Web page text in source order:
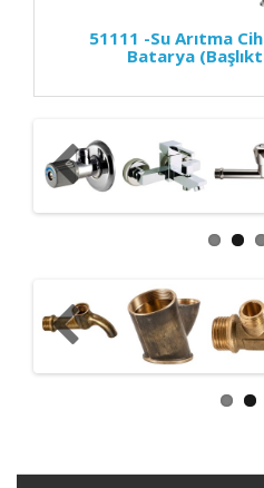
51111 -Su Arıtma
Batarya